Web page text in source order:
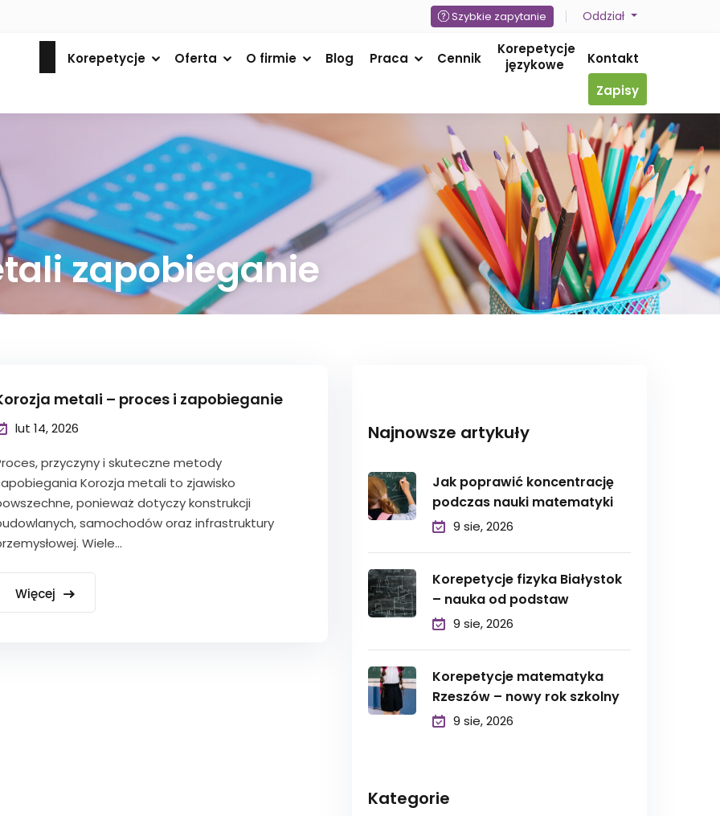
Szybkie zapytanie Oddział
Korepetycje Oferta O firmie Blog Praca Cennik
Korepetycje
językowe
Kontakt
Zapisy
zapobieganie
metali – proces i zapobieganie
lut 14, 2026
przyczyny i skuteczne metody
Korozja metali to zjawisko
ponieważ dotyczy konstrukcji
samochodów oraz infrastruktury
Wiele...
Więcej
Najnowsze artykuły
Jak poprawić koncentrację
podczas nauki matematyki
9 sie, 2026
Korepetycje fizyka Białystok
– nauka od podstaw
9 sie, 2026
Korepetycje matematyka
Rzeszów – nowy rok szkolny
9 sie, 2026
Kategorie